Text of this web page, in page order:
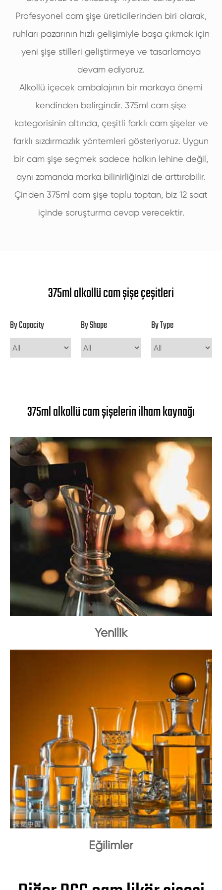
Profesyonel cam şişe üreticilerinden biri olarak,
ruhları pazarının hızlı gelişimiyle başa çıkmak için
yeni şişe stilleri geliştirmeye ve tasarlamaya
devam ediyoruz.
Alkollü içecek ambalajının bir markaya önemi
kendinden belirgindir. 375ml cam şişe
kategorisinin altında, çeşitli farklı cam şişeler ve
farklı sızdırmazlık yöntemleri gösteriyoruz. Uygun
bir cam şişe seçmek sadece halkın lehine değil,
aynı zamanda marka bilinirliğinizi de arttırabilir.
Çin'den 375ml cam şişe toplu toptan, biz 12 saat
içinde soruşturma cevap verecektir.
375ml alkollü cam şişe çeşitleri
By Capacity By Shape By Type
375ml alkollü cam şişelerin ilham kaynağı
Yenilik
Eğilimler